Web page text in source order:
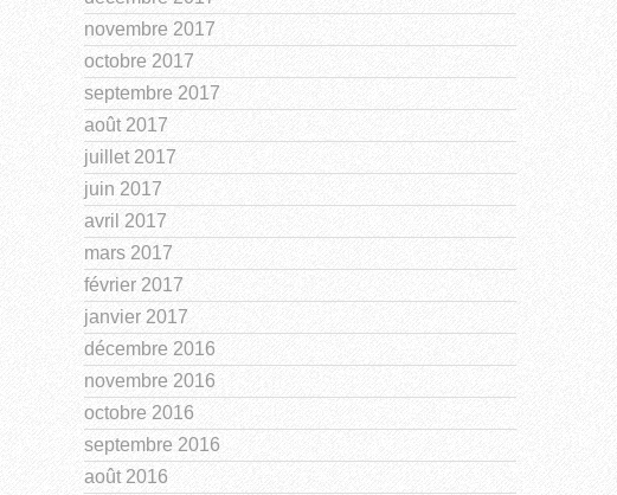
novembre 2017
octobre 2017
septembre 2017
août 2017
juillet 2017
juin 2017
avril 2017
mars 2017
février 2017
janvier 2017
décembre 2016
novembre 2016
octobre 2016
septembre 2016
août 2016